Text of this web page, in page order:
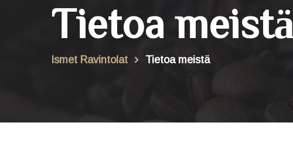
Tietoa meistä
Ismet Ravintolat Tietoa meistä